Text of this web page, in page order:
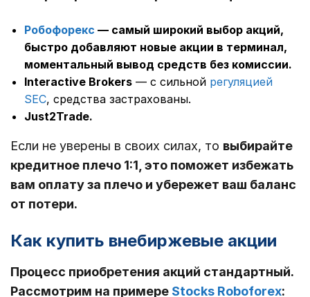
Робофорекс — самый широкий выбор акций,
быстро добавляют новые акции в терминал,
моментальный вывод средств без комиссии.
Interactive Brokers — с сильной регуляцией
SEC, средства застрахованы.
Just2Trade.
Если не уверены в своих силах, то выбирайте
кредитное плечо 1:1, это поможет избежать
вам оплату за плечо и убережет ваш баланс
от потери.
Как купить внебиржевые акции
Процесс приобретения акций стандартный.
Рассмотрим на примере Stocks Roboforex: